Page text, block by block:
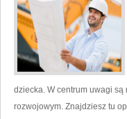
dziecka. W centrum uwagi
rozwojowym. Znajdziesz tu